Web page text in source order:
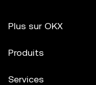
Plus sur OKX
Produits
Services